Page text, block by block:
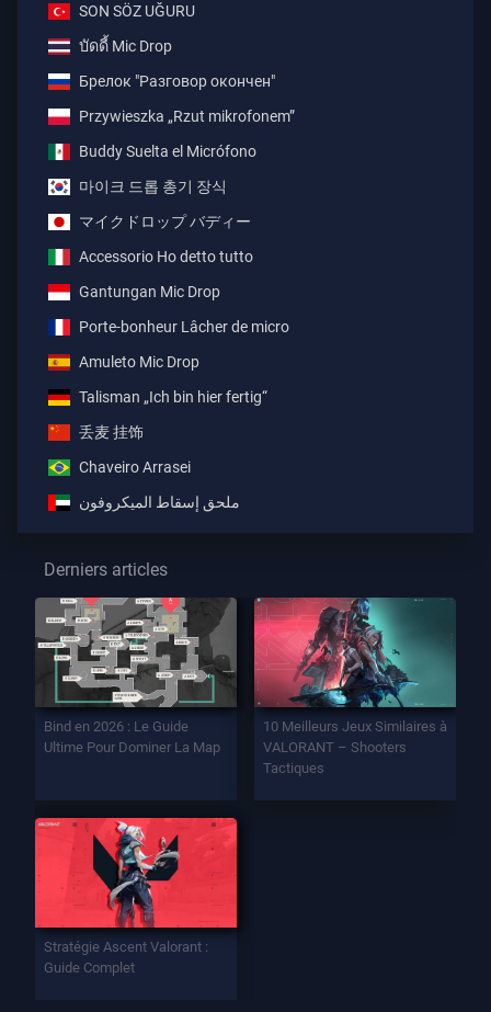
SON SÖZ UĞURU
บัดดี้ Mic Drop
Брелок "Разговор окончен"
Przywieszka „Rzut mikrofonem”
Buddy Suelta el Micrófono
마이크 드롭 총기 장식
マイクドロップ バディー
Accessorio Ho detto tutto
Gantungan Mic Drop
Porte-bonheur Lâcher de micro
Amuleto Mic Drop
Talisman „Ich bin hier fertig“
丢麦 挂饰
Chaveiro Arrasei
ملحق إسقاط الميكروفون
Derniers articles
Bind en 2026 : Le Guide
Ultime Pour Dominer La Map
10 Meilleurs Jeux Similaires à
VALORANT – Shooters
Tactiques
Stratégie Ascent Valorant :
Guide Complet